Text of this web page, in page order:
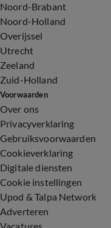
Noord-Brabant
Noord-Holland
Overijssel
Utrecht
Zeeland
Zuid-Holland
Voorwaarden
Over ons
Privacyverklaring
Gebruiksvoorwaarden
Cookieverklaring
Digitale diensten
Cookie instellingen
Upod & Talpa Network
Adverteren